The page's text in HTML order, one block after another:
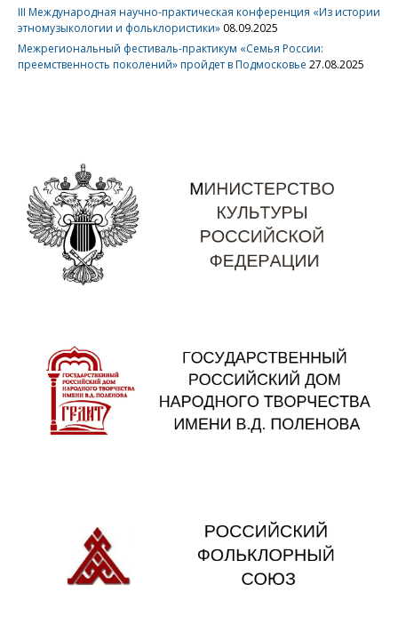
III Международная научно-практическая конференция «Из истории
этномузыкологии и фольклористики» 08.09.2025
Межрегиональный фестиваль-практикум «Семья России:
преемственность поколений» пройдет в Подмосковье 27.08.2025